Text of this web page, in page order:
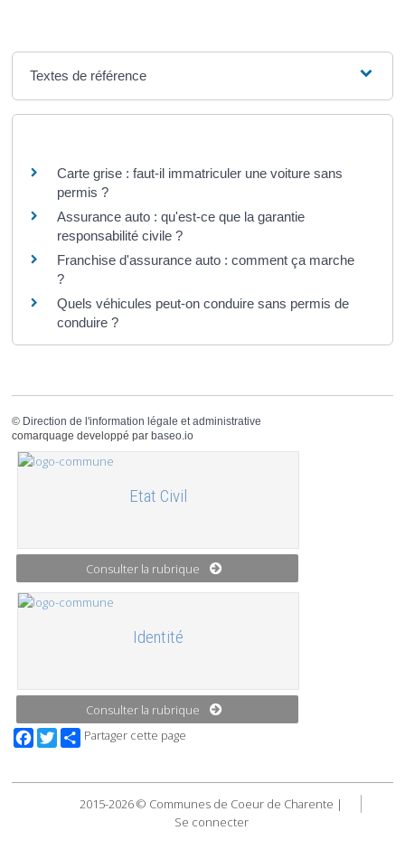
Textes de référence
Carte grise : faut-il immatriculer une voiture sans
permis ?
Assurance auto : qu'est-ce que la garantie
responsabilité civile ?
Franchise d'assurance auto : comment ça marche
?
Quels véhicules peut-on conduire sans permis de
conduire ?
© Direction de l'information légale et administrative
comarquage developpé par baseo.io
Etat Civil
Consulter la rubrique
Identité
Consulter la rubrique
Facebook
TwitterPartager cette page
2015-2026 © Communes de Coeur de Charente |
Se connecter